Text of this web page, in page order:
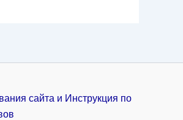
сайта и Инструкция по